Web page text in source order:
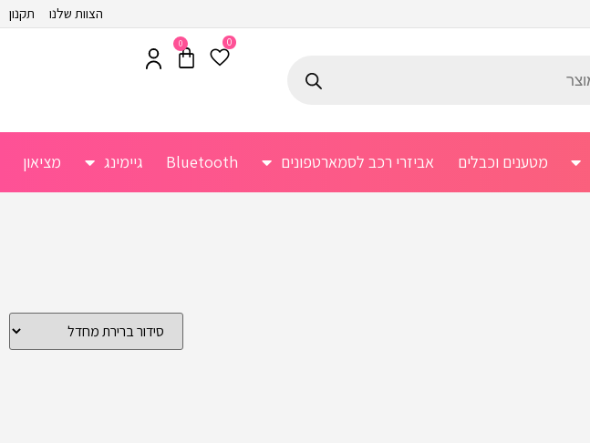
הצוות שלנו תקנון
0
0
מטענים וכבלים אביזרי רכב לסמארטפונים Bluetooth גיימינג מציאון